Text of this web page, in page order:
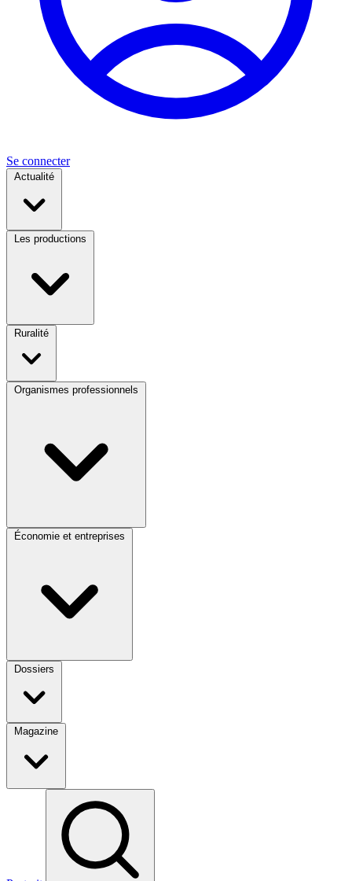
Se connecter
Actualité
Les productions
Ruralité
Organismes professionnels
Économie et entreprises
Dossiers
Magazine